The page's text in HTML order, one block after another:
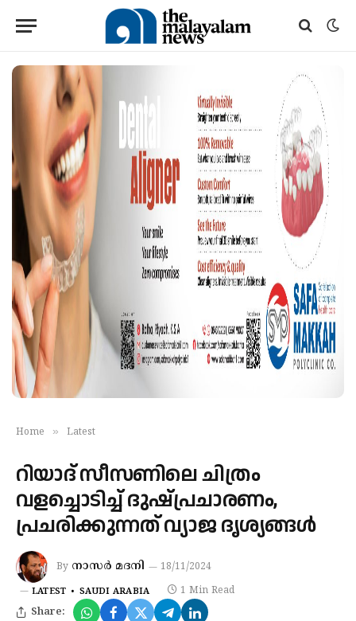
Home » Latest
റിയാദ് സീസണിലെ ചിത്രം
വളച്ചൊടിച്ച് ദുഷ്പ്രചാരണം,
പ്രചരിക്കുന്നത് വ്യാജ ദൃശ്യങ്ങൾ
By നാസർ മദനി 18/11/2024
LATEST SAUDI ARABIA 1 Min Read
Share: